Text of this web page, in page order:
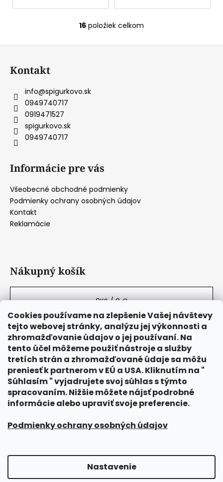
Cookies používame na zlepšenie Vašej návštevy
tejto webovej stránky, analýzu jej výkonnosti a
zhromažďovanie údajov o jej používaní. Na
tento účel môžeme použiť nástroje a služby
tretích strán a zhromažďované údaje sa môžu
preniesť k partnerom v EÚ a USA. Kliknutím na "
Súhlasím " vyjadrujete svoj súhlas s týmto
spracovaním. Nižšie môžete nájsť podrobné
informácie alebo upraviť svoje preferencie.
Podmienky ochrany osobných údajov
Nastavenie
O
v
ý
p
16 položiek celkom
Kontakt
info@spigurkovo.sk
0949740717
0919471527
spigurkovo.sk
0949740717
Informácie pre vás
Všeobecné obchodné podmienky
Podmienky ochrany osobných údajov
Kontakt
Reklamácie
Nákupný košík
0KS /0 €